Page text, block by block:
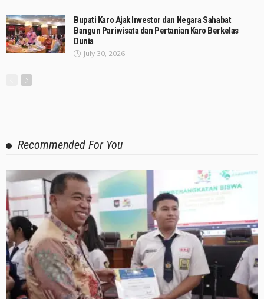
Bupati Karo Ajak Investor dan Negara Sahabat
Bangun Pariwisata dan Pertanian Karo Berkelas
Dunia
July 30, 2026
Recommended For You